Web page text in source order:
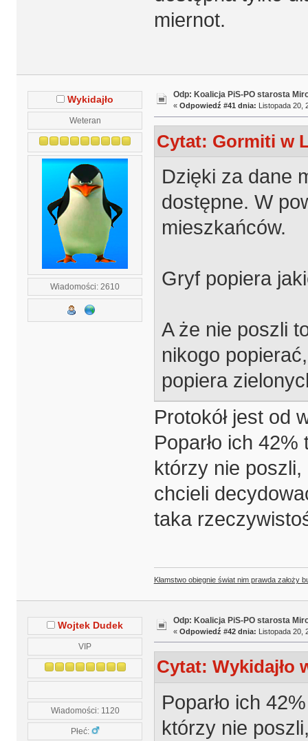
miernot.
Wykidajło
Weteran
Wiadomości: 2610
Odp: Koalicja PiS-PO starosta
« Odpowiedź #41 dnia: Listopada 20,
Cytat: Gormiti w
Dzięki za dane
dostępne. W
mieszkańców.
Gryf popiera
A że nie poszli
nikogo
popiera
Protokół jest od
Poparło ich
którzy nie
chcieli
taka
Kłamstwo obiegnie świat nim prawda założy
Wojtek Dudek
VIP
Wiadomości: 1120
Płeć:
Odp: Koalicja PiS-PO starosta
« Odpowiedź #42 dnia: Listopada 20,
Cytat: Wykidajło
Poparło ich
którzy nie